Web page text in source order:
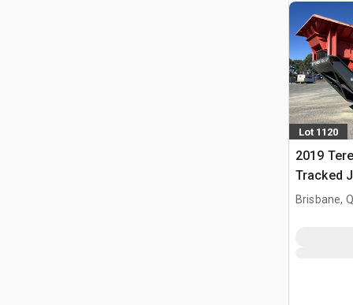
Lot 1120
2019
Tracked
Brisbane,